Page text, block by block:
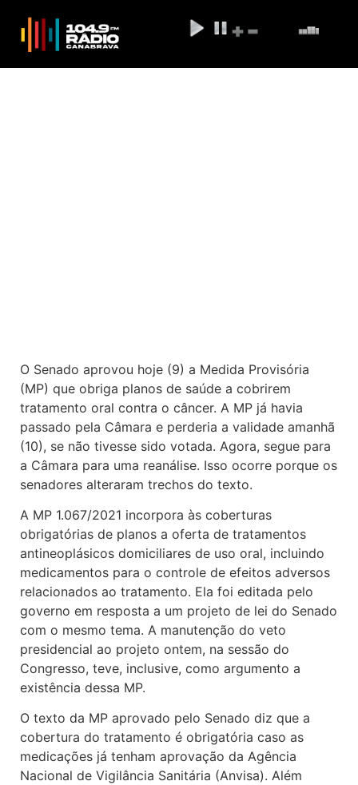
O Senado aprovou hoje (9) a Medida Provisória
(MP) que obriga planos de saúde a cobrirem
tratamento oral contra o câncer. A MP já havia
passado pela Câmara e perderia a validade amanhã
(10), se não tivesse sido votada. Agora, segue para
a Câmara para uma reanálise. Isso ocorre porque os
senadores alteraram trechos do texto.
A MP 1.067/2021 incorpora às coberturas
obrigatórias de planos a oferta de tratamentos
antineoplásicos domiciliares de uso oral, incluindo
medicamentos para o controle de efeitos adversos
relacionados ao tratamento. Ela foi editada pelo
governo em resposta a um projeto de lei do Senado
com o mesmo tema. A manutenção do veto
presidencial ao projeto ontem, na sessão do
Congresso, teve, inclusive, como argumento a
existência dessa MP.
O texto da MP aprovado pelo Senado diz que a
cobertura do tratamento é obrigatória caso as
medicações já tenham aprovação da Agência
Nacional de Vigilância Sanitária (Anvisa). Além